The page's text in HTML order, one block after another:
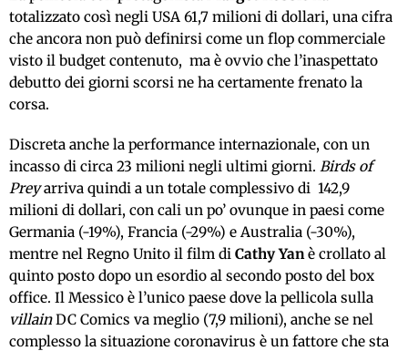
totalizzato così negli USA 61,7 milioni di dollari, una cifra
che ancora non può definirsi come un flop commerciale
visto il budget contenuto, ma è ovvio che l’inaspettato
debutto dei giorni scorsi ne ha certamente frenato la
corsa.
Discreta anche la performance internazionale, con un
incasso di circa 23 milioni negli ultimi giorni. Birds of
Preyarriva quindi a un totale complessivo di 142,9
milioni di dollari, con cali un po’ ovunque in paesi come
Germania (-19%), Francia (-29%) e Australia (-30%),
mentre nel Regno Unito il film di Cathy Yan è crollato al
quinto posto dopo un esordio al secondo posto del box
office. Il Messico è l’unico paese dove la pellicola sulla
villainDC Comics va meglio (7,9 milioni), anche se nel
complesso la situazione coronavirus è un fattore che sta